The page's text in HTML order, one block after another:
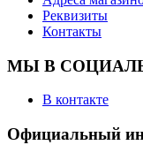
Реквизиты
Контакты
МЫ В
В контакте
Официальный